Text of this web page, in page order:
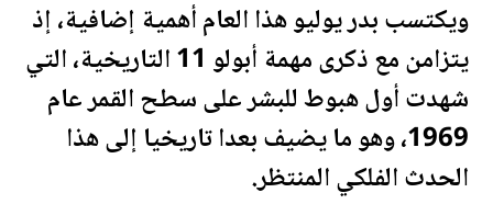
ويكتسب بدر يوليو هذا العام أهمية إضافية، إذ
يتزامن مع ذكرى مهمة أبولو 11 التاريخية، التي
شهدت أول هبوط للبشر على سطح القمر عام
1969، وهو ما يضيف بعدا تاريخيا إلى هذا
الحدث الفلكي المنتظر.